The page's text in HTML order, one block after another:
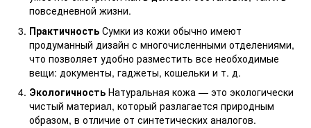
повседневной жизни.
Практичность Сумки из кожи обычно имеют
продуманный дизайн с многочисленными отделениями,
что позволяет удобно разместить все необходимые
вещи: документы, гаджеты, кошельки и т. д.
Экологичность Натуральная кожа — это экологически
чистый материал, который разлагается природным
образом, в отличие от синтетических аналогов.